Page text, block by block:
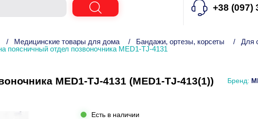
+38 (097)
/ Медицинские товары для дома / Бандажи, ортезы, корсеты / Для
поясничный отдел позвоночника MED1-TJ-4131
MED1-TJ-4131 (MED1-TJ-413(1)) Бренд:
Есть в наличии